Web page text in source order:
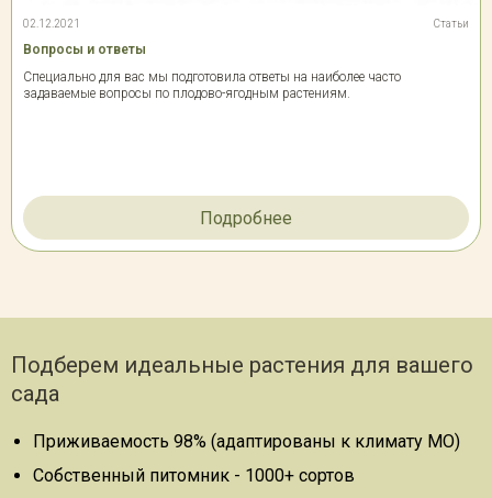
02.12.2021 Статьи
Вопросы и ответы
Специально для вас мы подготовила ответы на наиболее часто
задаваемые вопросы по плодово-ягодным растениям.
Подробнее
Подберем идеальные растения для вашего
сада
Приживаемость 98% (адаптированы к климату МО)
Собственный питомник - 1000+ сортов